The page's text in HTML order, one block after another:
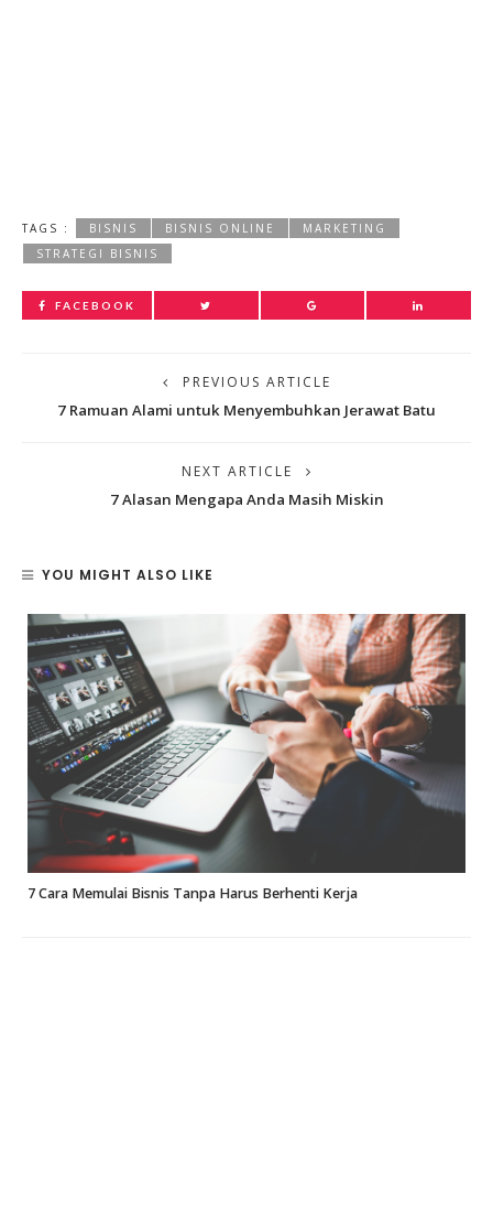
TAGS : BISNIS BISNIS ONLINE
MARKETING
STRATEGI BISNIS
FACEBOOK
PREVIOUS ARTICLE
7 Ramuan Alami untuk Menyembuhkan Jerawat Batu
NEXT ARTICLE
7 Alasan Mengapa Anda Masih Miskin
YOU MIGHT ALSO LIKE
7 Cara Memulai Bisnis Tanpa Harus Berhenti Kerja